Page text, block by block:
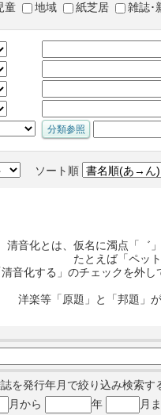
童 地域 紙芝居 雑誌･
ソート順
清音化とは、仮名に濁点「゛
たとえば「ペッ
清音化する」のチェックを外
洋楽等「原題」と「邦題」
を発行年月で絞り込み検索す
月から 年 月